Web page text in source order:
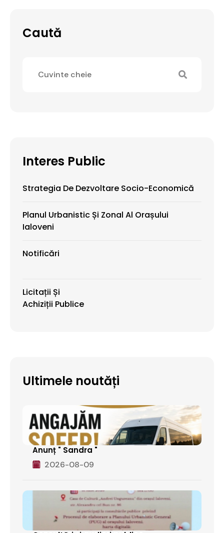
Caută
Interes Public
Strategia De Dezvoltare Socio-Economică
Planul Urbanistic Și Zonal Al Orașului
Ialoveni
Notificări
Licitații Și
Achiziții Publice
Ultimele noutăți
Anunț " Sandra "
2026-08-09